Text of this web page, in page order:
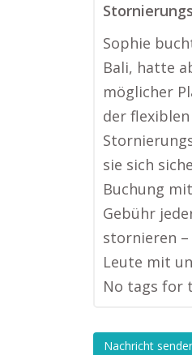
Sophie
Bali, hatte
möglicher
der flexiblen
sie sich
Buchung
Gebühr
stornieren
Leute mit
No tags for
Nachricht